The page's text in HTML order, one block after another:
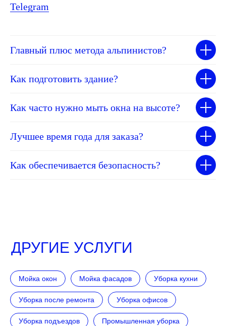
Telegram
Главный плюс метода альпинистов?
Как подготовить здание?
Как часто нужно мыть окна на высоте?
Лучшее время года для заказа?
Как обеспечивается безопасность?
ДРУГИЕ УСЛУГИ
Мойка окон Мойка фасадов Уборка кухни
Уборка после ремонта Уборка офисов
Уборка подъездов Промышленная уборка